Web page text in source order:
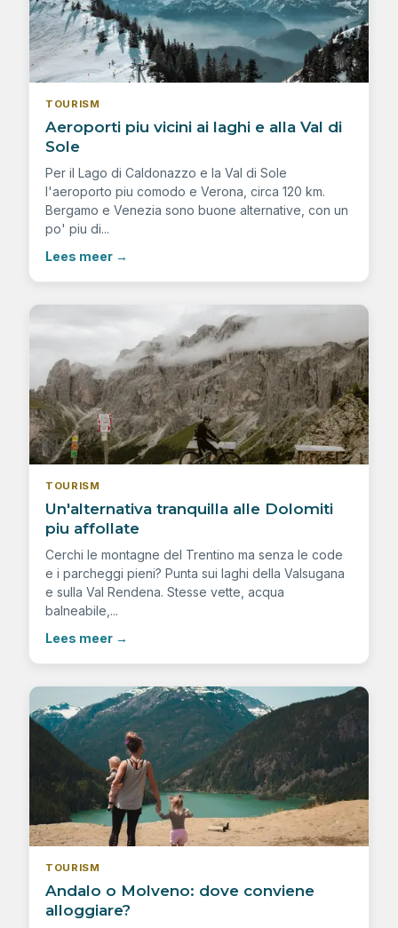
TOURISM
Aeroporti piu vicini ai laghi e alla Val di
Sole
Per il Lago di Caldonazzo e la Val di Sole
l'aeroporto piu comodo e Verona, circa 120 km.
Bergamo e Venezia sono buone alternative, con un
po' piu di...
Lees meer →
TOURISM
Un'alternativa tranquilla alle Dolomiti
piu affollate
Cerchi le montagne del Trentino ma senza le code
e i parcheggi pieni? Punta sui laghi della Valsugana
e sulla Val Rendena. Stesse vette, acqua
balneabile,...
Lees meer →
TOURISM
Andalo o Molveno: dove conviene
alloggiare?